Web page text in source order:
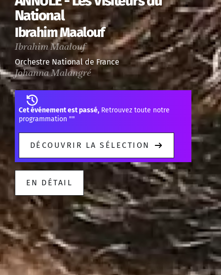
National
Ibrahim Maalouf
Ibrahim Maalouf
Orchestre National de France
Johanna Malangré
Cet événement est passé, Retrouvez toute notre
programmation ""
DÉCOUVRIR LA SÉLECTION
EN DÉTAIL